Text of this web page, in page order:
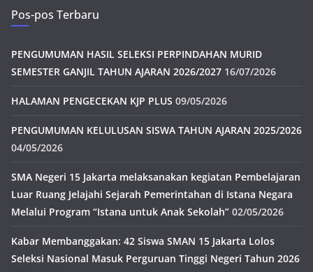
Pos-pos Terbaru
PENGUMUMAN HASIL SELEKSI PERPINDAHAN MURID
SEMESTER GANJIL TAHUN AJARAN 2026/2027 16/07/2026
HALAMAN PENGECEKAN KJP PLUS 09/05/2026
PENGUMUMAN KELULUSAN SISWA TAHUN AJARAN 2025/2026
04/05/2026
SMA Negeri 15 Jakarta melaksanakan kegiatan Pembelajaran
Luar Ruang Jelajahi Sejarah Pemerintahan di Istana Negara
Melalui Program “Istana untuk Anak Sekolah” 02/05/2026
Kabar Membanggakan: 42 Siswa SMAN 15 Jakarta Lolos
Seleksi Nasional Masuk Perguruan Tinggi Negeri Tahun 2026